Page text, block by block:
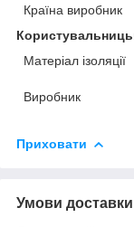
Країна виробник
Матеріал ізоляції
Виробник
Приховати
Умови доставки